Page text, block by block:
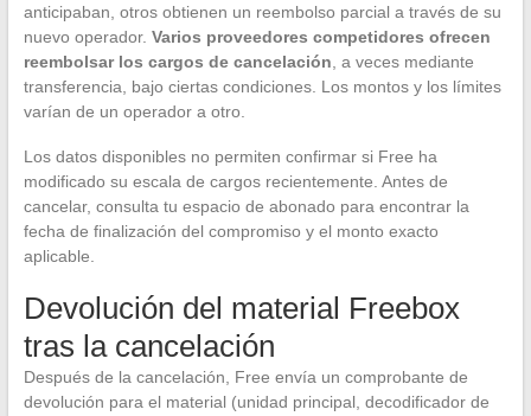
anticipaban, otros obtienen un reembolso parcial a través de su
nuevo operador. Varios proveedores competidores ofrecen
reembolsar los cargos de cancelación , a veces mediante
transferencia, bajo ciertas condiciones. Los montos y los límites
varían de un operador a otro.
Los datos disponibles no permiten confirmar si Free ha
modificado su escala de cargos recientemente. Antes de
cancelar, consulta tu espacio de abonado para encontrar la
fecha de finalización del compromiso y el monto exacto
aplicable.
Devolución del material Freebox
tras la cancelación
Después de la cancelación, Free envía un comprobante de
devolución para el material (unidad principal, decodificador de